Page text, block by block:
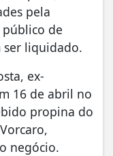
pela
de
ser liquidado.
ex-
16 de abril no
propina do
negócio.